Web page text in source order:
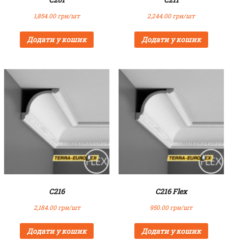
1,854.00грн/шт
Додати у кошик
2,244.00грн/шт
Додати у кошик
C216
2,184.00грн/шт
Додати у кошик
C216 Flex
950.00грн/шт
Додати у кошик